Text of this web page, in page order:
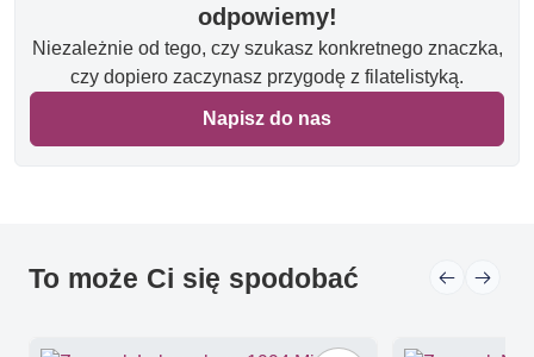
odpowiemy!
Niezależnie od tego, czy szukasz konkretnego znaczka,
czy dopiero zaczynasz przygodę z filatelistyką.
Napisz do nas
To może Ci się spodobać